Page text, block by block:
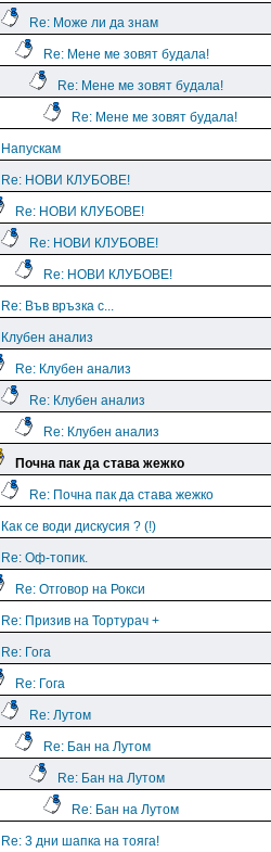
Re: Може ли да знам
Re: Мене ме зовят будала!
Re: Мене ме зовят будала!
Re: Мене ме зовят будала!
Напускам
Re: НОВИ КЛУБОВЕ!
Re: НОВИ КЛУБОВЕ!
Re: НОВИ КЛУБОВЕ!
Re: НОВИ КЛУБОВЕ!
Re: Във връзка с...
Клубен анализ
Re: Клубен анализ
Re: Клубен анализ
Re: Клубен анализ
Почна пак да става жежко
Re: Почна пак да става жежко
Как се води дискусия ? (!)
Re: Оф-топик.
Re: Отговор на Рокси
Re: Призив на Тортурач +
Re: Гога
Re: Гога
Re: Лутом
Re: Бан на Лутом
Re: Бан на Лутом
Re: Бан на Лутом
Re: 3 дни шапка на тояга!